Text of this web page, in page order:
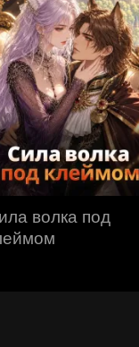
волка под